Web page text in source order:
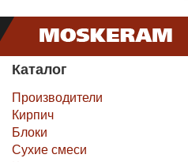
Каталог
Производители
Кирпич
Блоки
Сухие смеси